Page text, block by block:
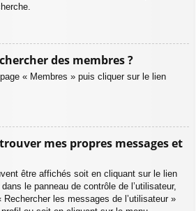
des membres ?
« Membres » puis cliquer sur le lien
mes propres messages et
être affichés soit en cliquant sur le lien
le panneau de contrôle de l’utilisateur,
les messages de l’utilisateur »